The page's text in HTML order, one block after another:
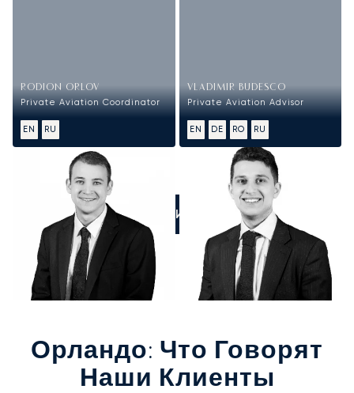
RODION ORLOV
Private Aviation Coordinator
EN RU
VLADIMIR BUDESCO
Private Aviation Advisor
EN DE RO RU
ПОЗВОНИТЕ НАМ
Орландо: Что Говорят
Наши Клиенты